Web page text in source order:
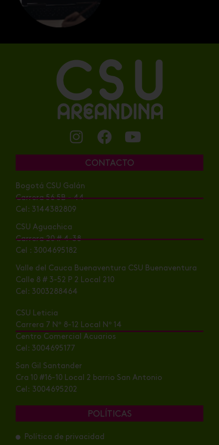
CONTACTO
Bogotá CSU Galán
Carrera 56 5B - 44
Cel: 3144382809
CSU Aguachica
Carrera 20 # 4-38
Cel : 3004695182
Valle del Cauca Buenaventura CSU Buenaventura
Calle 8 # 3-52 P 2 Local 210
Cel: 3003288464
CSU Leticia
Carrera 7 Nº 8-12 Local Nº 14
Centro Comercial Acuarios
Cel: 3004695177
San Gil Santander
Cra 10 #16-10 Local 2 barrio San Antonio
Cel: 3004695202
POLÍTICAS
Política de privacidad